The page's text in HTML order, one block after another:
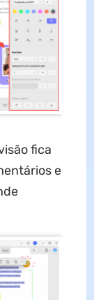
fica
e